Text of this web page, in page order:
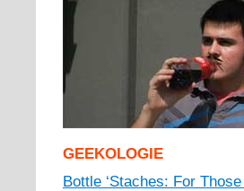
GEEKOLOGIE
Bottle ‘Staches: For